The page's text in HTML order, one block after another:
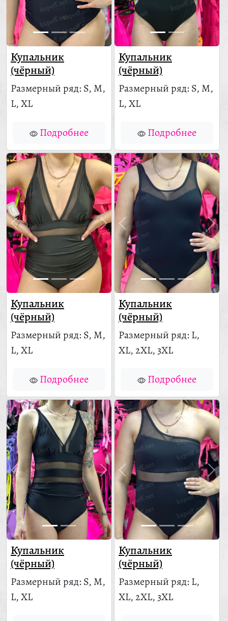
Купальник
(чёрный)
Размерный ряд: S, M,
L, XL
Подробнее
Купальник
(чёрный)
Размерный ряд: S, M,
L, XL
Подробнее
Купальник
(чёрный)
Размерный ряд: S, M,
L, XL
Подробнее
Купальник
(чёрный)
Размерный ряд: L,
XL, 2XL, 3XL
Подробнее
Купальник
(чёрный)
Размерный ряд: S, M,
L, XL
Купальник
(чёрный)
Размерный ряд: L,
XL, 2XL, 3XL